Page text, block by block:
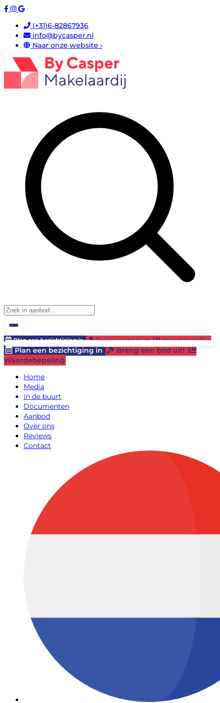
(+31)6-82867936
info@bycasper.nl
Naar onze website ›
Plan een bezichtiging in Breng een bod uit! Waardebepaling
Plan een bezichtiging in
Breng een bod uit!
Waardebepaling
Home
Media
In de buurt
Documenten
Aanbod
Over ons
Reviews
Contact